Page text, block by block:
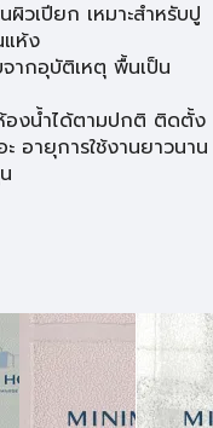
วเปียก เหมาะสำหรับปู
แห้ง
ากอุบัติเหตุ พื้นเป็น
งน้ำได้ตามปกติ ติดตั้ง
อายุการใช้งานยาวนาน